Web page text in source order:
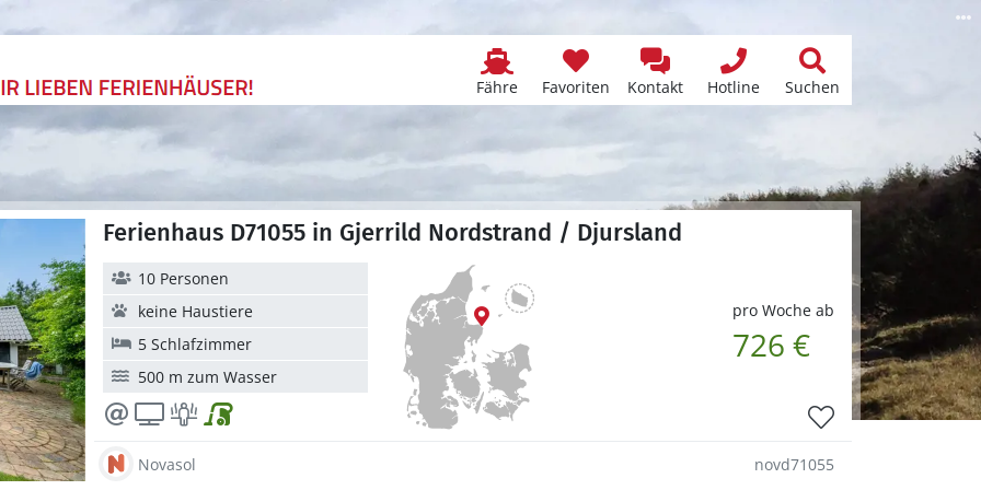
Fähre Favoriten Kontakt Hotline Suchen
Ferienhaus D71055 in Gjerrild Nordstrand / Djursland
pro Woche ab
726 €
10 Personen
keine Haustiere
5 Schlafzimmer
500 m zum Wasser
Novasol novd71055